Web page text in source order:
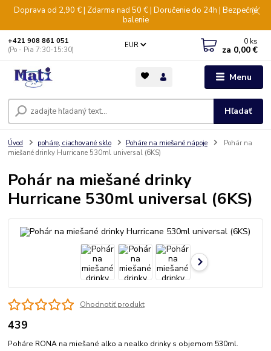
Doprava od 2,90 € | Zdarma nad 50 € | Doručenie do 24h | Bezpečné
balenie
Menu
EUR
Hľadať
+421 908 861 051
(Po - Pia 7:30-15:30)
0 ks
za 0,00 €
Úvod poháre, ciachované sklo Poháre na miešané nápoje
Pohár na
miešané drinky Hurricane 530ml universal (6KS)
Pohár na miešané drinky
Hurricane 530ml universal (6KS)
Ohodnotiť produkt
439
Poháre RONA na miešané alko a nealko drinky s objemom 530ml.